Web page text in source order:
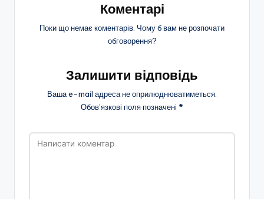
Коментарі
Поки що немає коментарів. Чому б вам не розпочати
обговорення?
Залишити відповідь
Ваша e-mail адреса не оприлюднюватиметься.
Обов’язкові поля позначені *